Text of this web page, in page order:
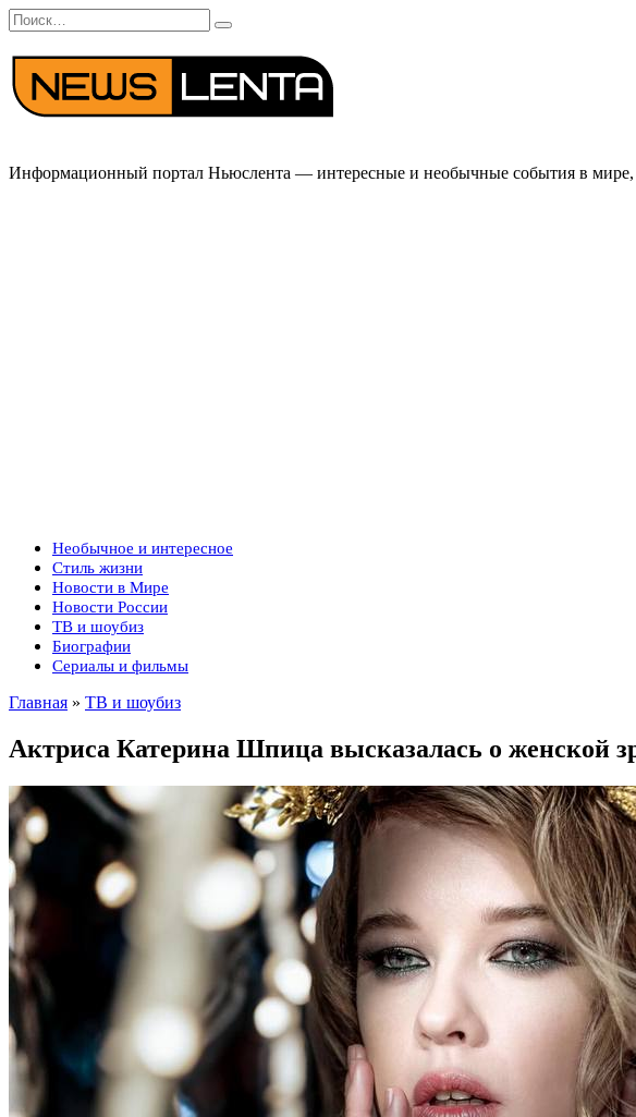
Перейти
к
содержанию
Search
for:
Информационный портал Ньюслента — интересные и необычные события в мире,
Необычное и интересное
Стиль жизни
Новости в Мире
Новости России
ТВ и шоубиз
Биографии
Сериалы и фильмы
Главная » ТВ и шоубиз
Актриса Катерина Шпица высказалась о женской